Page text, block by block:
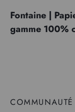
Fontaine |
gamme 100%
COMMUNAUTÉ